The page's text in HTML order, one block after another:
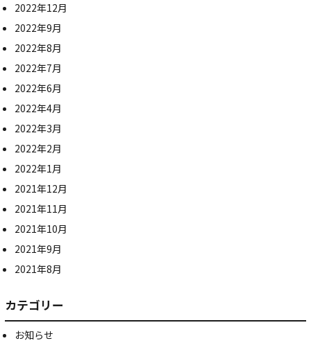
2022年12月
2022年9月
2022年8月
2022年7月
2022年6月
2022年4月
2022年3月
2022年2月
2022年1月
2021年12月
2021年11月
2021年10月
2021年9月
2021年8月
カテゴリー
お知らせ